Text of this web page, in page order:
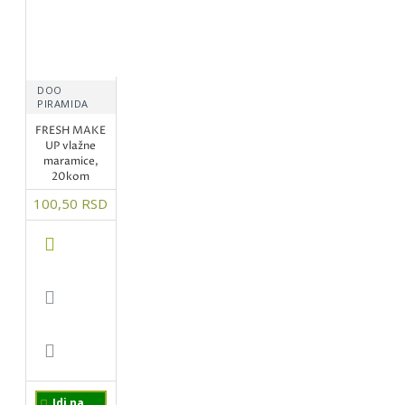
DOO
PIRAMIDA
FRESH MAKE
UP vlažne
maramice,
20kom
100,50 RSD